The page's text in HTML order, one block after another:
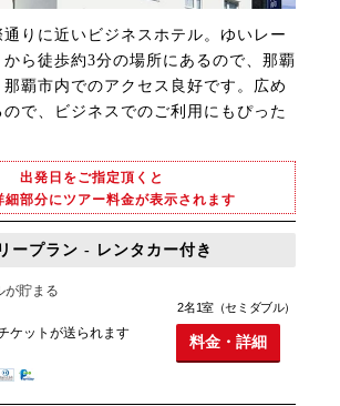
りに近いビジネスホテル。ゆいレー
から徒歩約3分の場所にあるので、那覇
覇市内でのアクセス良好です。広め
で、ビジネスでのご利用にもぴった
出発日をご指定頂くと
細部分にツアー料金が表示されます
ープラン - レンタカー付き
が貯まる
ケットが送られます
2名1室（セミダブル）
料金・詳細